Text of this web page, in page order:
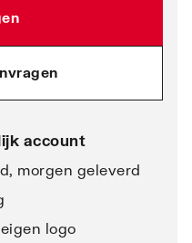
account
morgen geleverd
logo